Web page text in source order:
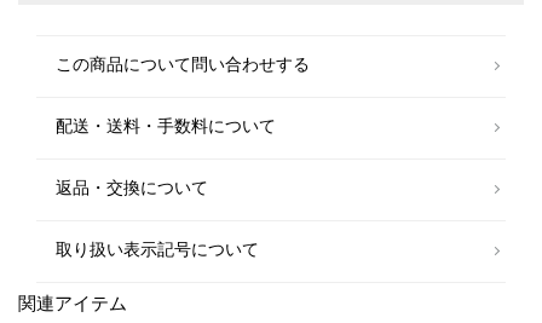
この商品について問い合わせする
配送・送料・手数料について
返品・交換について
取り扱い表示記号について
関連アイテム